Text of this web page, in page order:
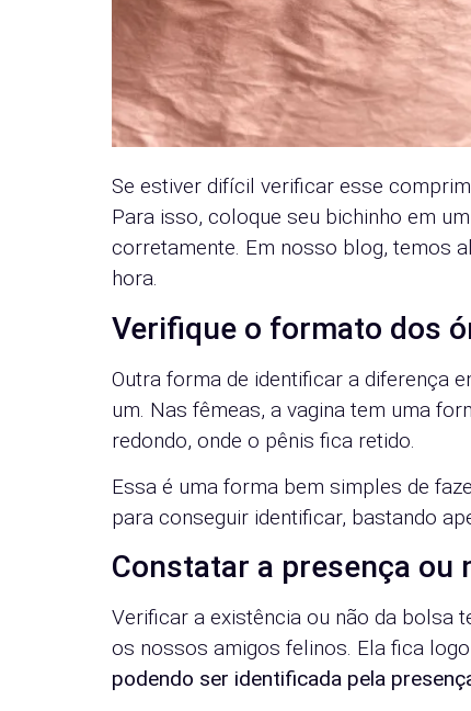
Se estiver difícil verificar esse
Para isso, coloque seu bichinho em
corretamente. Em nosso blog, temos
hora.
Verifique o formato dos
Outra forma de identificar a diferença
um. Nas fêmeas, a vagina tem uma
redondo, onde o pênis fica retido.
Essa é uma forma bem simples de
para conseguir identificar, bastando
Constatar a presença ou
Verificar a existência ou não da bolsa
os nossos amigos felinos. Ela fica
podendo ser identificada pela